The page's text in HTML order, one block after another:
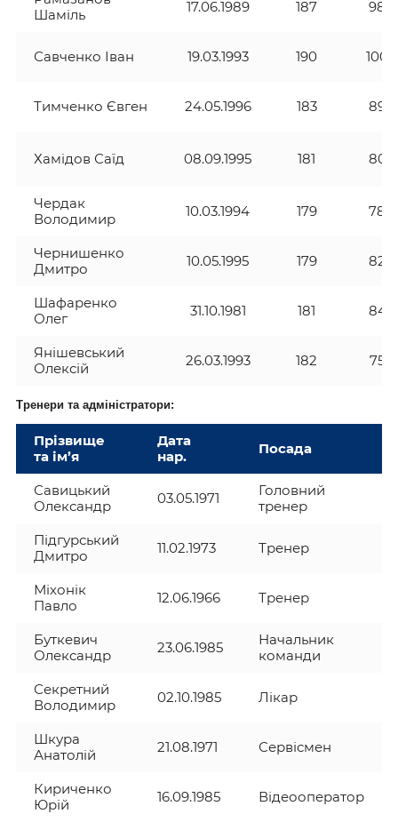
Шаміль
17.06.1989 187 98
Савченко Іван 19.03.1993 190 100
Тимченко Євген 24.05.1996 183 89
Хамідов Саїд 08.09.1995 181 80
Чердак
Володимир
10.03.1994 179 78
Чернишенко
Дмитро
10.05.1995 179 82
Шафаренко
Олег
31.10.1981 181 84
Янішевський
Олексій
26.03.1993 182 75
Тренери та адміністратори:
Прізвище
та ім’я
Дата
нар.
Посада
Савицький
Олександр
03.05.1971
Головний
тренер
Підгурський
Дмитро
11.02.1973 Тренер
Міхонік
Павло
12.06.1966 Тренер
Буткевич
Олександр
23.06.1985
Начальник
команди
Секретний
Володимир
02.10.1985 Лікар
Шкура
Анатолій
21.08.1971 Сервісмен
Кириченко
Юрій
16.09.1985 Відеооператор